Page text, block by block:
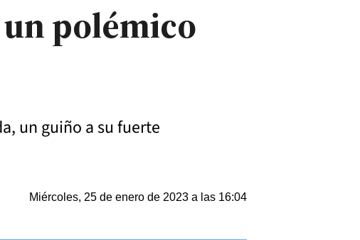
polémico
un guiño a su fuerte
Miércoles, 25 de enero de 2023 a las 16:04